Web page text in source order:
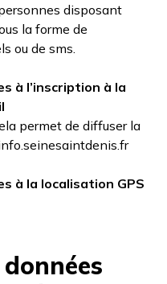
disposant
la forme de
ou de sms.
à l’inscription à la
permet de diffuser la
à la localisation GPS